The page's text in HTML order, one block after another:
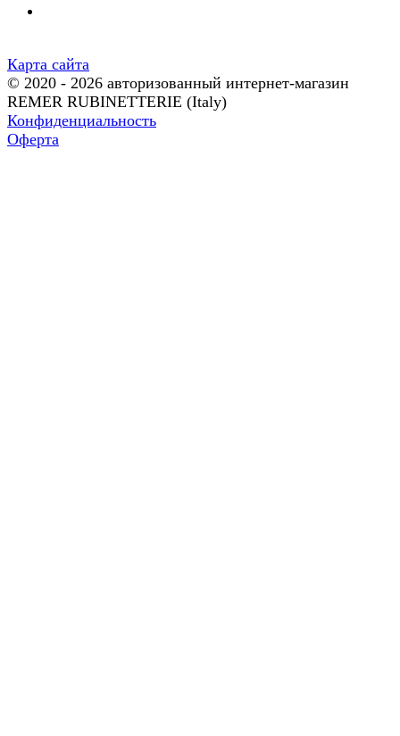
Карта сайта
© 2020 - 2026 авторизованный интернет-магазин
REMER RUBINETTERIE (Italy)
Конфиденциальность
Оферта